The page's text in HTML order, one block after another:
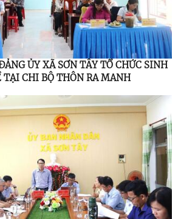
ỦY XÃ SƠN TÂY TỔ CHỨC SINH
TẠI CHI BỘ THÔN RA MANH